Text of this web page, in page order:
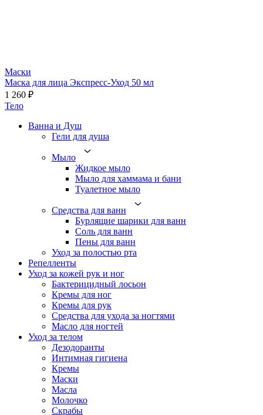
Маски
Маска для лица Экспресс-Уход 50 мл
1 260 ₽
Тело
Ванна и Душ
Гели для душа
Мыло
Жидкое мыло
Мыло для хаммама и бани
Туалетное мыло
Средства для ванн
Бурлящие шарики для ванн
Соль для ванн
Пены для ванн
Уход за полостью рта
Репелленты
Уход за кожей рук и ног
Бактерицидный лосьон
Кремы для ног
Кремы для рук
Средства для ухода за ногтями
Масло для ногтей
Уход за телом
Дезодоранты
Интимная гигиена
Кремы
Маски
Масла
Молочко
Скрабы